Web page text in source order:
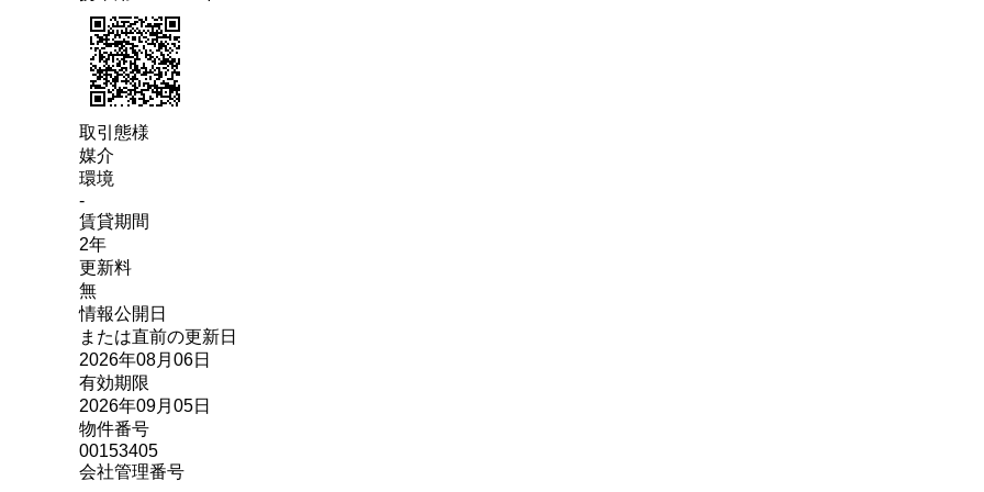
取引態様
媒介
環境
-
賃貸期間
2年
更新料
無
情報公開日
または直前の更新日
2026年08月06日
有効期限
2026年09月05日
物件番号
00153405
会社管理番号